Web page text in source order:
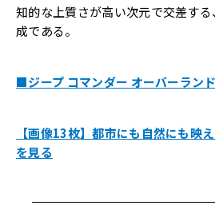
知的な上質さが高い次元で交差す
成である。
■ジープ コマンダー オーバーラン
【画像13枚】都市にも自然にも映
を見る